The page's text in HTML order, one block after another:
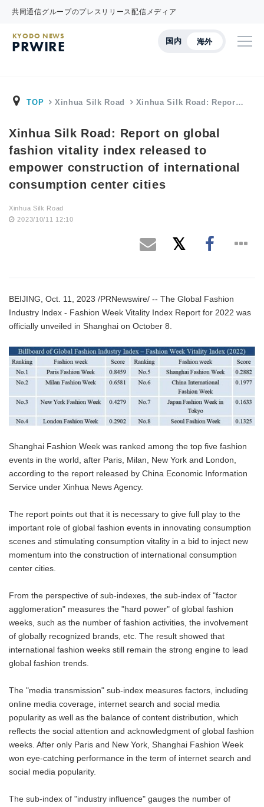
共同通信グループのプレスリリース配信メディア
国内 海外
KYODO NEWS
PRWIRE
TOP Xinhua Silk Road Xinhua Silk Road: Repor…
Xinhua Silk Road: Report on global
fashion vitality index released to
empower construction of international
consumption center cities
Xinhua Silk Road
2023/10/11 12:10
BEIJING, Oct. 11, 2023 /PRNewswire/ -- The Global Fashion
Industry Index - Fashion Week Vitality Index Report for 2022 was
officially unveiled in Shanghai on October 8.
Shanghai Fashion Week was ranked among the top five fashion
events in the world, after Paris, Milan, New York and London,
according to the report released by China Economic Information
Service under Xinhua News Agency.
The report points out that it is necessary to give full play to the
important role of global fashion events in innovating consumption
scenes and stimulating consumption vitality in a bid to inject new
momentum into the construction of international consumption
center cities.
From the perspective of sub-indexes, the sub-index of "factor
agglomeration" measures the "hard power" of global fashion
weeks, such as the number of fashion activities, the involvement
of globally recognized brands, etc. The result showed that
international fashion weeks still remain the strong engine to lead
global fashion trends.
The "media transmission" sub-index measures factors, including
online media coverage, internet search and social media
popularity as well as the balance of content distribution, which
reflects the social attention and acknowledgment of global fashion
weeks. After only Paris and New York, Shanghai Fashion Week
won eye-catching performance in the term of internet search and
social media popularity.
The sub-index of "industry influence" gauges the number of